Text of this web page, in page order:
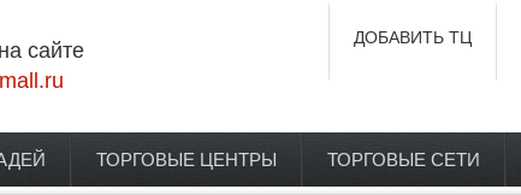
сайте
ДОБАВИТЬ ТЦ
ТОРГОВЫЕ ЦЕНТРЫ ТОРГОВЫЕ СЕТИ